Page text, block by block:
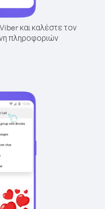
και καλέστε τον
πληροφοριών